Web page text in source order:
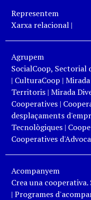
Representem
Xarxa relacional|
Agrupem
SocialCoop, Sectorial
| CulturaCoop |
Territoris| Mirada
Cooperatives|
desplaçaments
Tecnològiques|
Cooperatives
Acompanyem
Crea una
| Programes